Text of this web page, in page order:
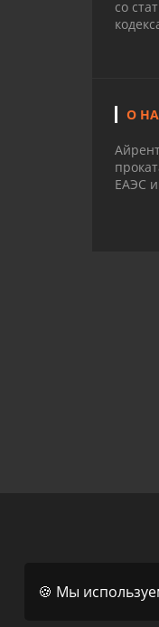
со
О
ЕАЭС
🍪 Мы